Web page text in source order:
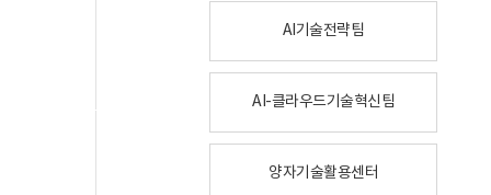
AI기술전략팀
AI-클라우드기술혁신팀
양자기술활용센터